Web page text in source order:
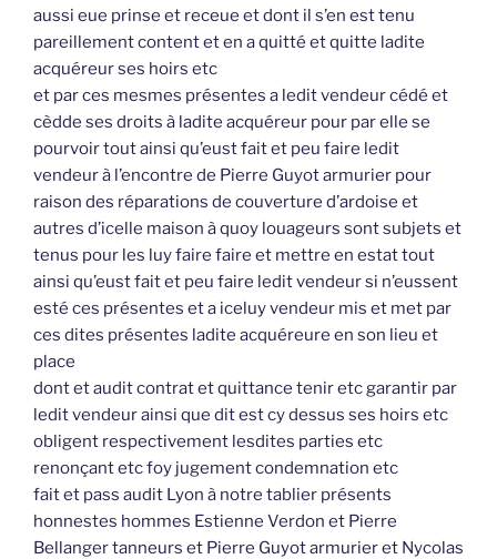
aussi eue prinse et receue et dont il s’en est tenu
pareillement content et en a quitté et quitte ladite
acquéreur ses hoirs etc
et par ces mesmes présentes a ledit vendeur cédé et
cèdde ses droits à ladite acquéreur pour par elle se
pourvoir tout ainsi qu’eust fait et peu faire ledit
vendeur à l’encontre de Pierre Guyot armurier pour
raison des réparations de couverture d’ardoise et
autres d’icelle maison à quoy louageurs sont subjets et
tenus pour les luy faire faire et mettre en estat tout
ainsi qu’eust fait et peu faire ledit vendeur si n’eussent
esté ces présentes et a iceluy vendeur mis et met par
ces dites présentes ladite acquéreure en son lieu et
place
dont et audit contrat et quittance tenir etc garantir par
ledit vendeur ainsi que dit est cy dessus ses hoirs etc
obligent respectivement lesdites parties etc
renonçant etc foy jugement condemnation etc
fait et pass audit Lyon à notre tablier présents
honnestes hommes Estienne Verdon et Pierre
Bellanger tanneurs et Pierre Guyot armurier et Nycolas